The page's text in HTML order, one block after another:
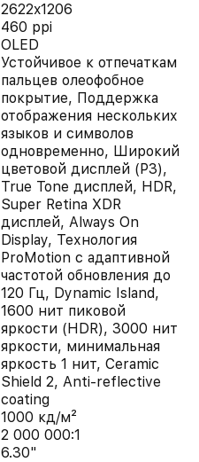
2622x1206
460 ppi
OLED
Устойчивое к отпечаткам
пальцев олеофобное
покрытие, Поддержка
отображения нескольких
языков и символов
одновременно, Широкий
цветовой дисплей (P3),
True Tone дисплей, HDR,
Super Retina XDR
дисплей, Always On
Display, Технология
ProMotion с адаптивной
частотой обновления до
120 Гц, Dynamic Island,
1600 нит пиковой
яркости (HDR), 3000 нит
яркости, минимальная
яркость 1 нит, Ceramic
Shield 2, Anti-reflective
coating
1000 кд/м²
2 000 000:1
6.30"